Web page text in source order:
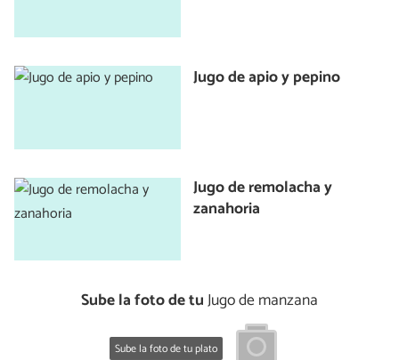
Jugo de apio y pepino
Jugo de remolacha y
zanahoria
Sube la foto de tuJugo de manzana
Sube la foto de tu plato